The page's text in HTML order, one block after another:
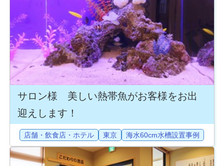
サロン様 美しい熱帯魚がお客様をお出
迎えします！
店舗・飲食店・ホテル 東京 海水60cm水槽設置事例